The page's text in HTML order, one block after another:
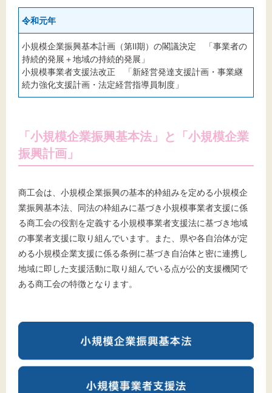
令和元年
小規模企業振興基本計画（第Ⅱ期）の閣議決定 「事業者の
持続的発展＋地域の持続的発展」
小規模事業者支援法改正 「新経営発達支援計画・事業継
続力強化支援計画・法定経営指導員制度」
「小規模企業振興基本法」と「小規模企業
振興計画」
商工会は、小規模企業振興の基本的枠組みを定める小規模企
業振興基本法、同法の枠組みに基づき小規模事業者支援に係
る商工会の役割を定義する小規模事業者支援法に基づき地域
の事業者支援に取り組んでいます。また、県や各自治体が定
める小規模企業支援に係る条例に基づき自治体と密に連携し
地域に即した支援活動に取り組んでいる点が公的支援機関で
ある商工会の特徴となります。